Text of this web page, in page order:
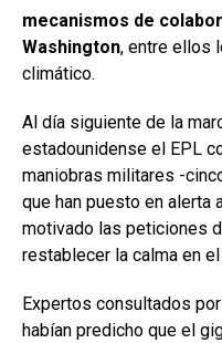
mecanismos de
Washington, entre ellos
climático.
Al día siguiente de la
estadounidense el EPL
maniobras militares -
que han puesto en alerta
motivado las peticiones
restablecer la calma en
Expertos consultados
habían predicho que el